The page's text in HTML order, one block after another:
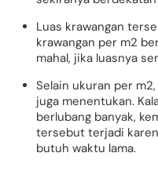
Luas krawangan
krawangan per m2
mahal, jika luasnya
Selain ukuran per
juga menentukan.
berlubang banyak,
tersebut terjadi
butuh waktu lama.